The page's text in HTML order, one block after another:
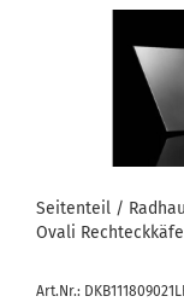
Seitenteil /
Ovali
Art.Nr.: